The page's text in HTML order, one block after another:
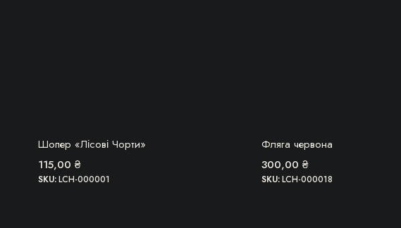
ОВВА, ТОВАР ЗАКІНЧИВСЯ!
Шопер «Лісові Чорти»
115,00 ₴
SKU:LCH-000001
Фляга червона
300,00 ₴
SKU:LCH-000018